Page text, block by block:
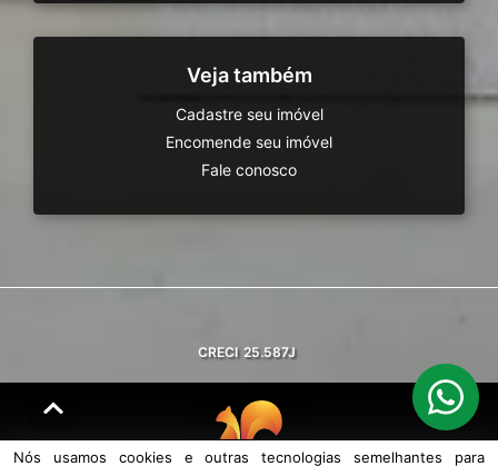
Veja também
Cadastre seu imóvel
Encomende seu imóvel
Fale conosco
CRECI 25.587J
Nós usamos cookies e outras tecnologias semelhantes para